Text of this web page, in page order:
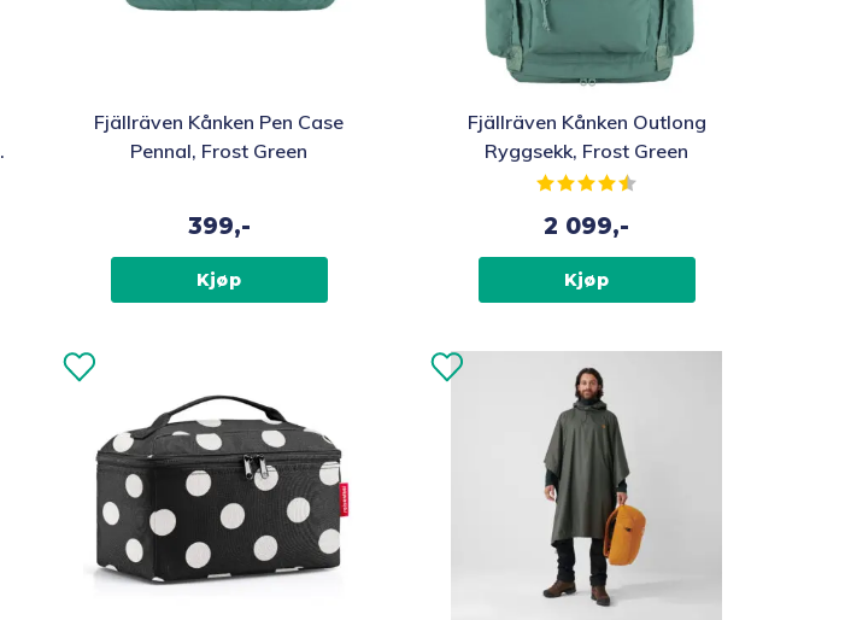
Fjällräven Kånken Pen Case
Pennal, Frost Green
399,-
Kjøp
Fjällräven Kånken Outlong
Ryggsekk, Frost Green
Karakter:
2 099,-
Kjøp